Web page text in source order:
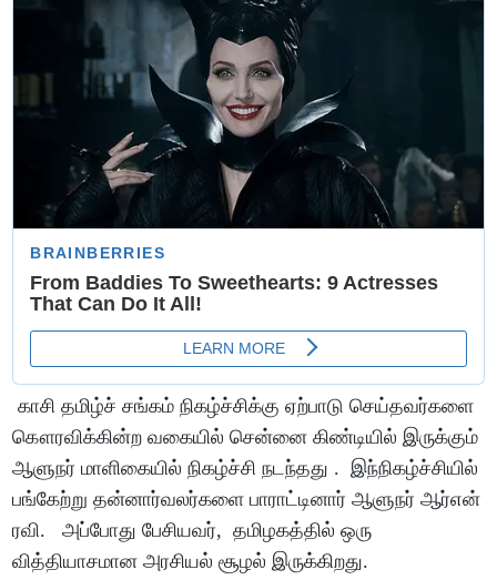
காசி தமிழ்ச் சங்கம் நிகழ்ச்சிக்கு ஏற்பாடு செய்தவர்களை
கௌரவிக்கின்ற வகையில் சென்னை கிண்டியில் இருக்கும்
ஆளுநர் மாளிகையில் நிகழ்ச்சி நடந்தது . இந்நிகழ்ச்சியில்
பங்கேற்று தன்னார்வலர்களை பாராட்டினார் ஆளுநர் ஆர்என்
ரவி. அப்போது பேசியவர், தமிழகத்தில் ஒரு
வித்தியாசமான அரசியல் சூழல் இருக்கிறது.